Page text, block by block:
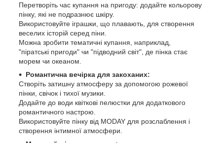
Перетворіть час купання на пригоду: додайте кольорову
пінку, які не подразнює шкіру.
Використовуйте іграшки, що плавають, для створення
веселих історій серед піни.
Можна зробити тематичні купання, наприклад,
"піратські пригоди" чи "підводний світ", де пінка стає
морем чи океаном.
Романтична вечірка для закоханих:
Створіть затишну атмосферу за допомогою рожевої
пінки, свічок і тихої музики.
Додайте до води квіткові пелюстки для додаткового
романтичного настрою.
Використовуйте пінку від MODAY для розслаблення і
створення інтимної атмосфери.